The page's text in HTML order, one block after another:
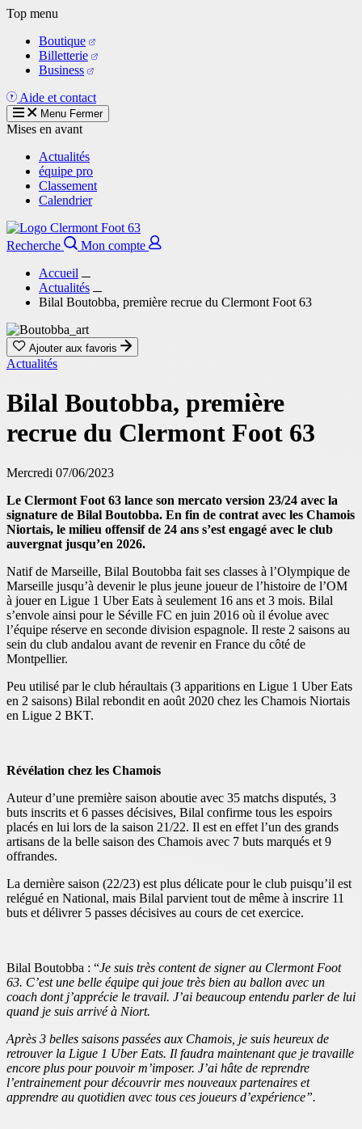
Aller
contenu
principal
Top menu
Boutique
Billetterie
Business
Aide et contact
Menu Fermer
Mises en avant
Actualités
équipe pro
Classement
Calendrier
Recherche
Mon compte
Accueil
Actualités
Bilal Boutobba, première recrue du Clermont Foot 63
Ajouter aux favoris
Actualités
Bilal Boutobba, première
recrue du Clermont Foot 63
Mercredi 07/06/2023
Le Clermont Foot 63 lance son mercato version 23/24 avec la
signature de Bilal Boutobba. En fin de contrat avec les Chamois
Niortais, le milieu offensif de 24 ans s’est engagé avec le club
auvergnat jusqu’en 2026.
Natif de Marseille, Bilal Boutobba fait ses classes à l’Olympique de
Marseille jusqu’à devenir le plus jeune joueur de l’histoire de l’OM
à jouer en Ligue 1 Uber Eats à seulement 16 ans et 3 mois. Bilal
s’envole ainsi pour le Séville FC en juin 2016 où il évolue avec
l’équipe réserve en seconde division espagnole. Il reste 2 saisons au
sein du club andalou avant de revenir en France du côté de
Montpellier.
Peu utilisé par le club héraultais (3 apparitions en Ligue 1 Uber Eats
en 2 saisons) Bilal rebondit en août 2020 chez les Chamois Niortais
en Ligue 2 BKT.
Révélation chez les Chamois
Auteur d’une première saison aboutie avec 35 matchs disputés, 3
buts inscrits et 6 passes décisives, Bilal confirme tous les espoirs
placés en lui lors de la saison 21/22. Il est en effet l’un des grands
artisans de la belle saison des Chamois avec 7 buts marqués et 9
offrandes.
La dernière saison (22/23) est plus délicate pour le club puisqu’il est
relégué en National, mais Bilal parvient tout de même à inscrire 11
buts et délivrer 5 passes décisives au cours de cet exercice.
Bilal Boutobba : “Je suis très content de signer au Clermont Foot
63. C’est une belle équipe qui joue très bien au ballon avec un
coach dont j’apprécie le travail. J’ai beaucoup entendu parler de lui
quand je suis arrivé à Niort.
Après 3 belles saisons passées aux Chamois, je suis heureux de
retrouver la Ligue 1 Uber Eats. Il faudra maintenant que je travaille
encore plus pour pouvoir m’imposer. J’ai hâte de reprendre
l’entrainement pour découvrir mes nouveaux partenaires et
apprendre au quotidien avec tous ces joueurs d’expérience”.